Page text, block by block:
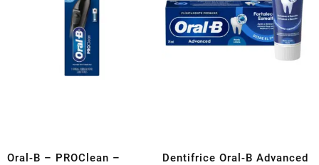
Oral-B – PROClean –
Dentifrice Oral-B Advanced